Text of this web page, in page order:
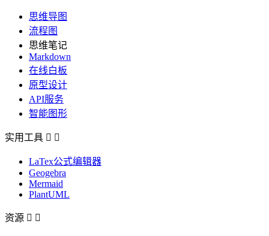
思维导图
流程图
思维笔记
Markdown
在线白板
原型设计
API服务
智能图形
实用工具  
LaTex公式编辑器
Geogebra
Mermaid
PlantUML
资源  